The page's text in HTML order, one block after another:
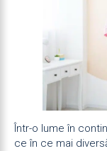
Într-o lume în
ce în ce mai